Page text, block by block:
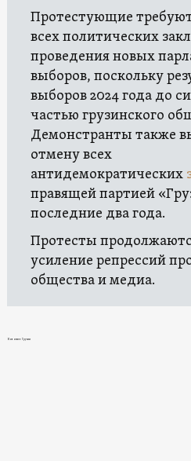
Протестующие
всех политических
проведения новых
выборов, поскольку
выборов 2024 года до
частью грузинского
Демонстранты также
отмену всех
антидемократических
правящей партией
последние два года.
Протесты
усиление репрессий
общества и медиа.
Новости в Грузии